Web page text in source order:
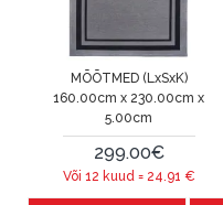
MÕÕTMED (LxSxK)
160.00cm x 230.00cm x
5.00cm
299.00€
Või 12 kuud = 24.91 €